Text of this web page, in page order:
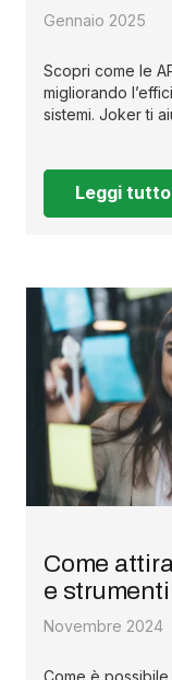
Gennaio 2025
Scopri come le
migliorando
sistemi. Joker ti
Leggi tutto
Come
e
Novembre 2024